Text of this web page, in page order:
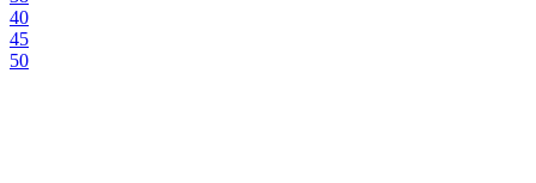
40
45
50